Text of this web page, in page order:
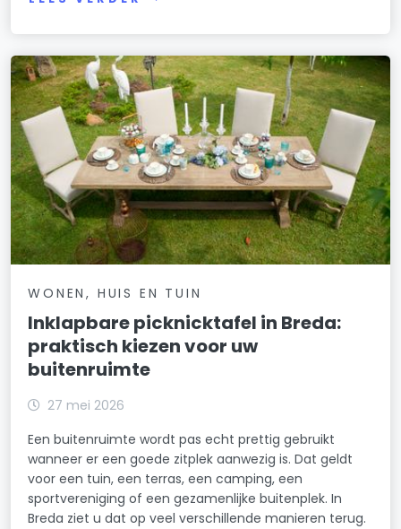
WONEN, HUIS EN TUIN
Inklapbare picknicktafel in Breda:
praktisch kiezen voor uw
buitenruimte
27 mei 2026
Een buitenruimte wordt pas echt prettig gebruikt
wanneer er een goede zitplek aanwezig is. Dat geldt
voor een tuin, een terras, een camping, een
sportvereniging of een gezamenlijke buitenplek. In
Breda ziet u dat op veel verschillende manieren terug.